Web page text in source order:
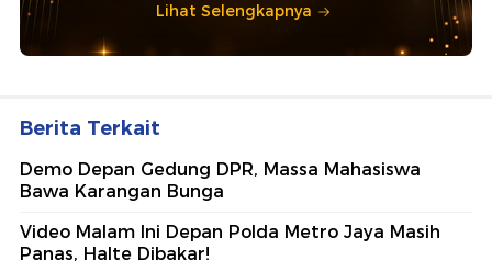
Lihat Selengkapnya
Berita Terkait
Demo Depan Gedung DPR, Massa Mahasiswa
Bawa Karangan Bunga
Video Malam Ini Depan Polda Metro Jaya Masih
Panas, Halte Dibakar!